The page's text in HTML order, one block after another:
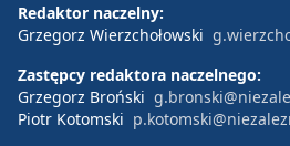
Redaktor naczelny:
Grzegorz Wierzchołowski
Zastępcy redaktora naczelnego:
Grzegorz Broński
Piotr Kotomski